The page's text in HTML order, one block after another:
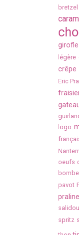
bretzel
girofle
légère
crêpe
Eric
logo
oeufs
bombe
pavot
praline
salidou
spritz